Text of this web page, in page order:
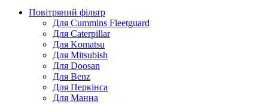
Повітряний фільтр
Для Cummins Fleetguard
Для Caterpillar
Для Komatsu
Для Mitsubish
Для Doosan
Для Benz
Для Перкінса
Для Манна